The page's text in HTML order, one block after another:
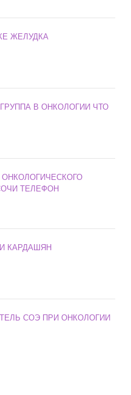
ЖЕЛУДКА
В ОНКОЛОГИИ ЧТО
ОНКОЛОГИЧЕСКОГО
ТЕЛЕФОН
КАРДАШЯН
СОЭ ПРИ ОНКОЛОГИИ